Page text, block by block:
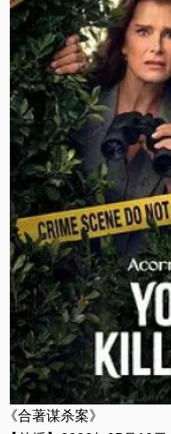
《合著谋杀案》